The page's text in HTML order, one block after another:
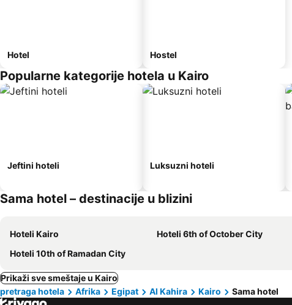
Hotel Hostel
Popularne kategorije hotela u Kairo
Jeftini hoteli Luksuzni hoteli
Sama hotel – destinacije u blizini
Hoteli Kairo Hoteli 6th of October City
Hoteli 10th of Ramadan City
Prikaži sve smeštaje u Kairo
pretraga hotela
Afrika Egipat Al Kahira Kairo Sama hotel